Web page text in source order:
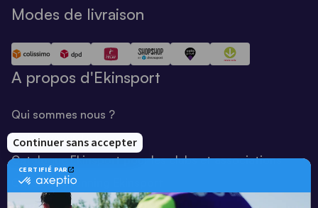
Modes de livraison
A propos d'Ekinsport
Qui sommes nous ?
Notre savoir-faire
Catalogue Ekinsport pour les clubs et associations
Catalogue running Ekinsport
Blog